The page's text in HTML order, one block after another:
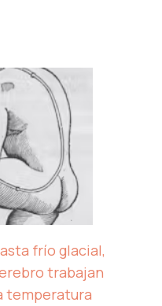
frío glacial,
trabajan
temperatura